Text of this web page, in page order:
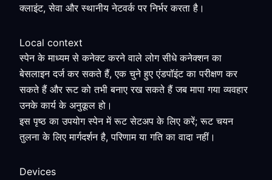
क्लाइंट, सेवा और स्थानीय नेटवर्क पर निर्भर करता है।
Local context
स्पेन के माध्यम से कनेक्ट करने वाले लोग सीधे कनेक्शन का
बेसलाइन दर्ज कर सकते हैं, एक चुने हुए एंडपॉइंट का परीक्षण कर
सकते हैं और रूट को तभी बनाए रख सकते हैं जब मापा गया व्यवहार
उनके कार्य के अनुकूल हो।
इस पृष्ठ का उपयोग स्पेन में रूट सेटअप के लिए करें; रूट चयन
तुलना के लिए मार्गदर्शन है, परिणाम या गति का वादा नहीं।
Devices